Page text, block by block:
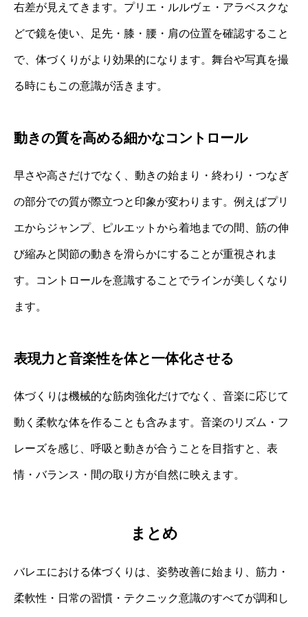
右差が見えてきます。プリエ・ルルヴェ・アラベスクな
どで鏡を使い、足先・膝・腰・肩の位置を確認すること
で、体づくりがより効果的になります。舞台や写真を撮
る時にもこの意識が活きます。
動きの質を高める細かなコントロール
早さや高さだけでなく、動きの始まり・終わり・つなぎ
の部分での質が際立つと印象が変わります。例えばプリ
エからジャンプ、ピルエットから着地までの間、筋の伸
び縮みと関節の動きを滑らかにすることが重視されま
す。コントロールを意識することでラインが美しくなり
ます。
表現力と音楽性を体と一体化させる
体づくりは機械的な筋肉強化だけでなく、音楽に応じて
動く柔軟な体を作ることも含みます。音楽のリズム・フ
レーズを感じ、呼吸と動きが合うことを目指すと、表
情・バランス・間の取り方が自然に映えます。
まとめ
バレエにおける体づくりは、姿勢改善に始まり、筋力・
柔軟性・日常の習慣・テクニック意識のすべてが調和し